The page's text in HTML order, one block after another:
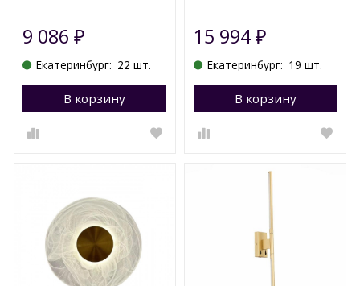
9 086₽
Екатеринбург: 22 шт.
В корзину Перейти в корзину
15 994 ₽
Екатеринбург: 19 шт.
В корзину